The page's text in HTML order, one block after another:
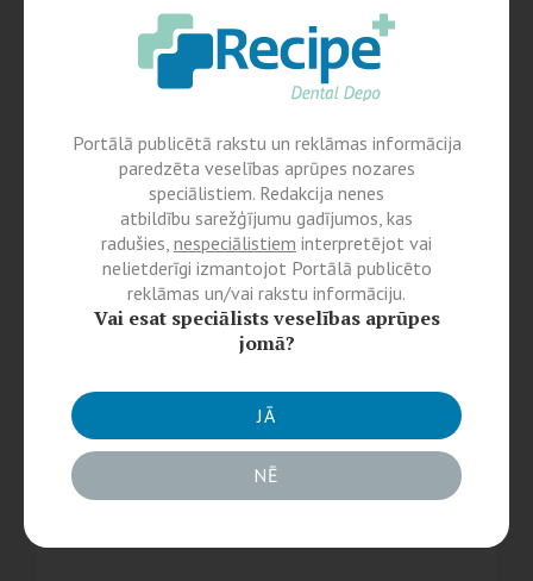
Portālā publicētā rakstu un reklāmas informācija
paredzēta veselības aprūpes nozares
speciālistiem. Redakcija nenes
atbildību sarežģījumu gadījumos, kas
radušies, nespeciālistiem interpretējot vai
nelietderīgi izmantojot Portālā publicēto
reklāmas un/vai rakstu informāciju.
Vai esat speciālists veselības aprūpes
jomā?
JĀ
NĒ
Skenēt līdz30 reizēmar 1
akumulatoru
Līdz90 reizēmizmantojot 3
komplektā iekļautās baterijas